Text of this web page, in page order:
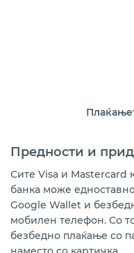
Предности и
Сите Visa и Mastercard
банка може
Google Wallet и
мобилен телефон. Со
безбедно плаќање со